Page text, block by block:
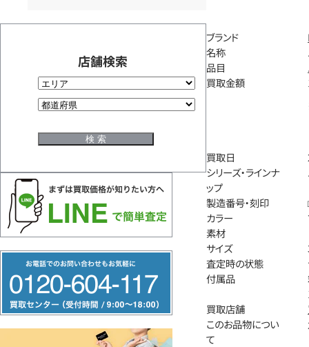
店舗検索
リ
ー
ブランド
名称
品目
買取金額
買取日
シリーズ・ラインナ
ップ
製造番号・刻印
カラー
素材
サイズ
査定時の状態
付属品
買取店舗
このお品物につい
て